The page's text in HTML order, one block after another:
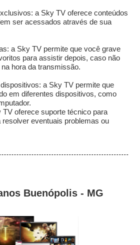
a Sky TV oferece conteúdos
ser acessados através de sua
a Sky TV permite que você grave
para assistir depois, caso não
hora da transmissão.
a Sky TV permite que
em diferentes dispositivos, como
TV oferece suporte técnico para
eventuais problemas ou
Buenópolis - MG